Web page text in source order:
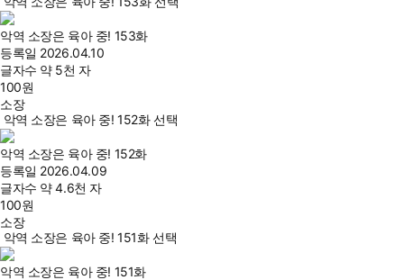
악역 소장은 육아 중! 153화
등록일 2026.04.10
글자수 약 5천 자
100원
소장
악역 소장은 육아 중! 152화 선택
악역 소장은 육아 중! 152화
등록일 2026.04.09
글자수 약 4.6천 자
100원
소장
악역 소장은 육아 중! 151화 선택
악역 소장은 육아 중! 151화